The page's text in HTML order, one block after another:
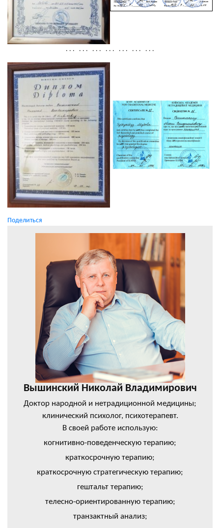
. . . . . . . . . . . . . . . . . . . . .
Поделиться
Вышинский Николай Владимирович
Доктор народной и нетрадиционной медицины;
клинический психолог, психотерапевт.
В своей работе использую:
когнитивно-поведенческую терапию;
краткосрочную терапию;
краткосрочную стратегическую терапию;
гештальт терапию;
телесно-ориентированную терапию;
транзактный анализ;